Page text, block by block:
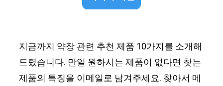
지금까지 약장 관련 추천 제품 10가지를 소개해
드렸습니다. 만일 원하시는 제품이 없다면 찾는
제품의 특징을 이메일로 남겨주세요. 찾아서 메